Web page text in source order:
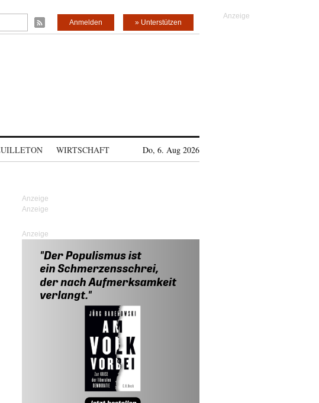
» Unterstützen
Anmelden
WIRTSCHAFT Do, 6. Aug 2026
Anzeige